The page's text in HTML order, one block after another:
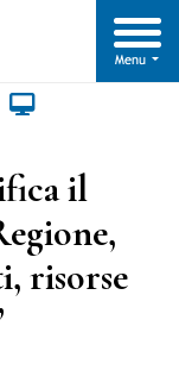
il
risorse